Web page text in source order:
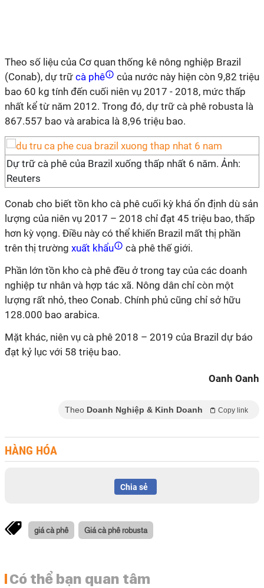
Theo số liệu của Cơ quan thống kê nông nghiệp Brazil
(Conab), dự trữ cà phê
của nước này hiện còn 9,82 triệu
bao 60 kg tính đến cuối niên vụ 2017 - 2018, mức thấp
nhất kể từ năm 2012. Trong đó, dự trữ cà phê robusta là
867.557 bao và arabica là 8,96 triệu bao.
Dự trữ cà phê của Brazil xuống thấp nhất 6 năm. Ảnh:
Reuters
Conab cho biết tồn kho cà phê cuối kỳ khá ổn định dù sản
lượng của niên vụ 2017 – 2018 chỉ đạt 45 triệu bao, thấp
hơn kỳ vọng. Điều này có thể khiến Brazil mất thị phần
trên thị trường xuất khẩu
cà phê thế giới.
Phần lớn tồn kho cà phê đều ở trong tay của các doanh
nghiệp tư nhân và hợp tác xã. Nông dân chỉ còn một
lượng rất nhỏ, theo Conab. Chính phủ cũng chỉ sở hữu
128.000 bao arabica.
Mặt khác, niên vụ cà phê 2018 – 2019 của Brazil dự báo
đạt kỷ lục với 58 triệu bao.
Oanh Oanh
Theo Doanh Nghiệp & Kinh Doanh Copy link
HÀNG HÓA
Chia sẻ
giá cà phê Giá cà phê robusta
Có thể bạn quan tâm